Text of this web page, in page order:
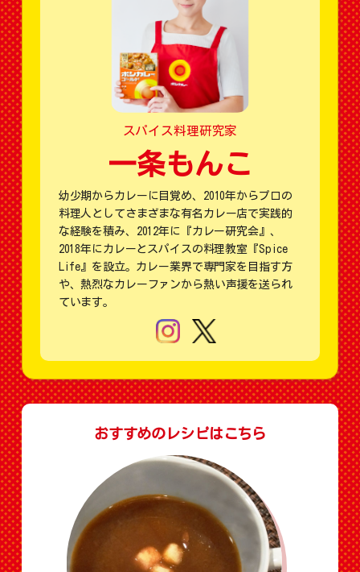
スパイス料理研究家
一条もんこ
幼少期からカレーに目覚め、2010年からプロの
料理人としてさまざまな有名カレー店で実践的
な経験を積み、2012年に『カレー研究会』、
2018年にカレーとスパイスの料理教室『Spice
Life』を設立。カレー業界で専門家を目指す方
や、熱烈なカレーファンから熱い声援を送られ
ています。
おすすめのレシピはこちら